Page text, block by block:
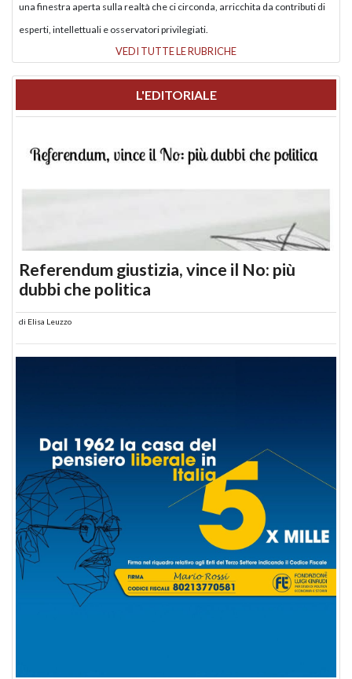
una finestra aperta sulla realtà che ci circonda, arricchita da contributi di
esperti, intellettuali e osservatori privilegiati.
VEDI TUTTE LE RUBRICHE
L'EDITORIALE
Referendum giustizia, vince il No: più
dubbi che politica
di Elisa Leuzzo